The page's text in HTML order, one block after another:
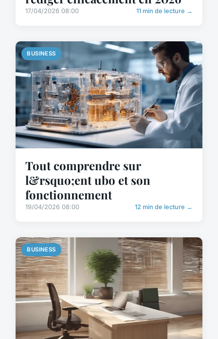
17/04/2026 08:00 11 min de lecture →
BUSINESS
Tout comprendre sur
l&rsquo;ent ubo et son
fonctionnement
19/04/2026 08:00 12 min de lecture →
BUSINESS